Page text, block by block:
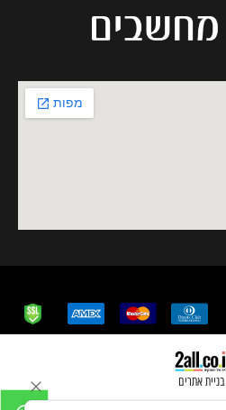
בניית אתרים